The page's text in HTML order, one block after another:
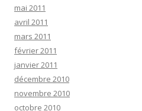
mai 2011
avril 2011
mars 2011
février 2011
janvier 2011
décembre 2010
novembre 2010
octobre 2010